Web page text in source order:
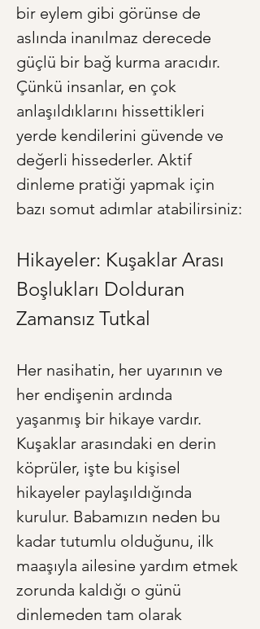
bir eylem gibi görünse de
aslında inanılmaz derecede
güçlü bir bağ kurma aracıdır.
Çünkü insanlar, en çok
anlaşıldıklarını hissettikleri
yerde kendilerini güvende ve
değerli hissederler. Aktif
dinleme pratiği yapmak için
bazı somut adımlar atabilirsiniz:
Hikayeler: Kuşaklar Arası
Boşlukları Dolduran
Zamansız Tutkal
Her nasihatin, her uyarının ve
her endişenin ardında
yaşanmış bir hikaye vardır.
Kuşaklar arasındaki en derin
köprüler, işte bu kişisel
hikayeler paylaşıldığında
kurulur. Babamızın neden bu
kadar tutumlu olduğunu, ilk
maaşıyla ailesine yardım etmek
zorunda kaldığı o günü
dinlemeden tam olarak